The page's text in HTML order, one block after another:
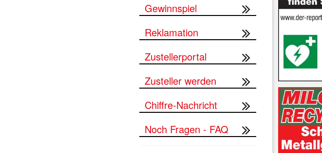
Gewinnspiel
Reklamation
Zustellerportal
Zusteller werden
Chiffre-Nachricht
Noch Fragen - FAQ